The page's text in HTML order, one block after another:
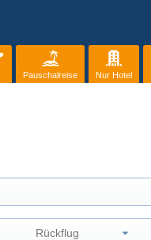
Pauschalreise Nur Hotel